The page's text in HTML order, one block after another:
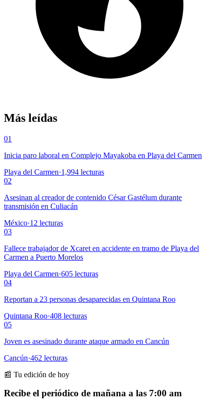
Más leídas
01
Inicia paro laboral en Complejo Mayakoba en Playa del Carmen
Playa del Carmen·1,994 lecturas
02
Asesinan al creador de contenido César Gastélum durante
transmisión en Culiacán
México·12 lecturas
03
Fallece trabajador de Xcaret en accidente en tramo de Playa del
Carmen a Puerto Morelos
Playa del Carmen·605 lecturas
04
Reportan a 23 personas desaparecidas en Quintana Roo
Quintana Roo·408 lecturas
05
Joven es asesinado durante ataque armado en Cancún
Cancún·462 lecturas
📰 Tu edición de hoy
Recibe el periódico de mañana a las 7:00 am